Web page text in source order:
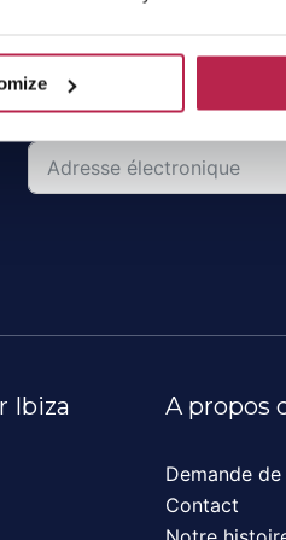
Soyez le premier à connaître
Ibiza A propos
Demande
Contact